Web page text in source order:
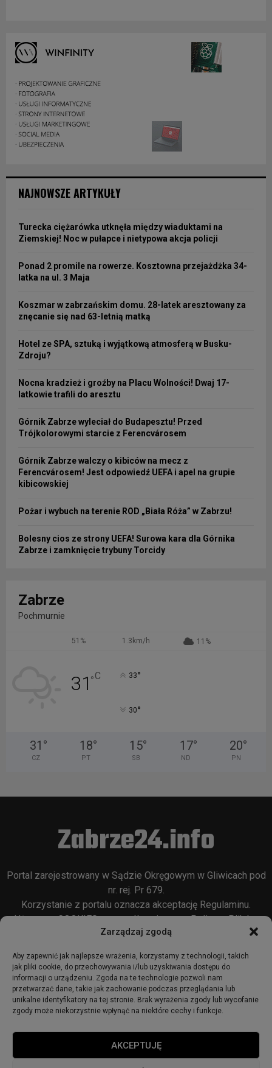
Zarządzaj zgodą
Aby zapewnić jak najlepsze wrażenia, korzystamy z technologii, takich
jak pliki cookie, do przechowywania i/lub uzyskiwania dostępu do
informacji o urządzeniu. Zgoda na te technologie pozwoli nam
przetwarzać dane, takie jak zachowanie podczas przeglądania lub
unikalne identyfikatory na tej stronie. Brak wyrażenia zgody lub wycofanie
zgody może niekorzystnie wpłynąć na niektóre cechy i funkcje.
AKCEPTUJĘ
NAJNOWSZE ARTYKUŁY
Turecka ciężarówka utknęła między wiaduktami na
Ziemskiej! Noc w pułapce i nietypowa akcja policji
Ponad 2 promile na rowerze. Kosztowna przejażdżka 34-
latka na ul. 3 Maja
Koszmar w zabrzańskim domu. 28-latek aresztowany za
znęcanie się nad 63-letnią matką
Hotel ze SPA, sztuką i wyjątkową atmosferą w Busku-
Zdroju?
Nocna kradzież i groźby na Placu Wolności! Dwaj 17-
latkowie trafili do aresztu
Górnik Zabrze wyleciał do Budapesztu! Przed
Trójkolorowymi starcie z Ferencvárosem
Górnik Zabrze walczy o kibiców na mecz z
Ferencvárosem! Jest odpowiedź UEFA i apel na grupie
kibicowskiej
Pożar i wybuch na terenie ROD „Biała Róża” w Zabrzu!
Bolesny cios ze strony UEFA! Surowa kara dla Górnika
Zabrze i zamknięcie trybuny Torcidy
Zabrze
Pochmurnie
51% 1.3km/h 11%
31°C 33°
30°
31 °
CZ
18°
PT
15°
SB
17°
ND
20°
PN
Zabrze24.info
Portal zarejestrowany w Sądzie Okręgowym w Gliwicach pod
nr. rej. Pr 679.
Korzystanie z portalu oznacza akceptację Regulaminu
Używamy COOKIES w sposób opisany wPolityce Plików
Cookie
© 2018 - zabrze24.info.